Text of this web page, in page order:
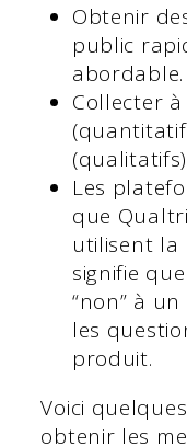
Obtenir
public
abordable.
Collecter
Les
que
utilisent la
signifie
“non” à
les
produit.
Voici
obtenir les